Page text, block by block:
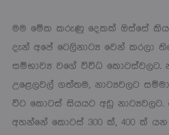
මම මේක කරුණු දෙකක් ඔස්සේ
දැන් අපේ ටෙලිනාට්‍ය වෙන් කරලා
සම්භාව්‍ය වගේ විවිධ කොටස්වලට.
උළෙලවල් ගත්තම, නාට්‍යවලට
විට කොටස් සියයට අඩු
අහන්නේ කොටස් 300 ක්, 400 ක්